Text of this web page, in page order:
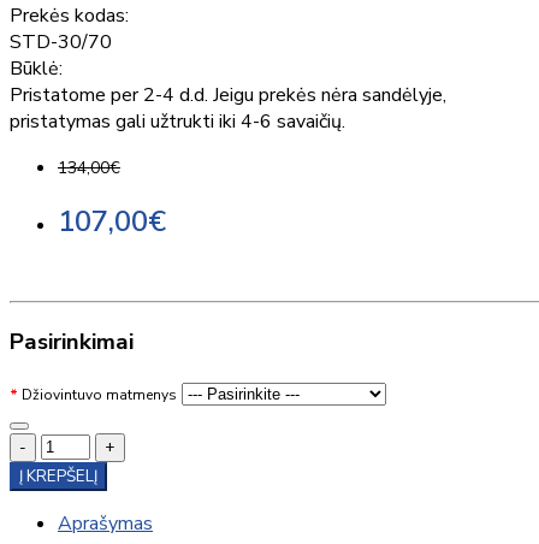
Prekės kodas:
STD-30/70
Būklė:
Pristatome per 2-4 d.d. Jeigu prekės nėra sandėlyje,
pristatymas gali užtrukti iki 4-6 savaičių.
134,00€
107,00€
Pasirinkimai
Džiovintuvo matmenys
-
+
Į KREPŠELĮ
Aprašymas